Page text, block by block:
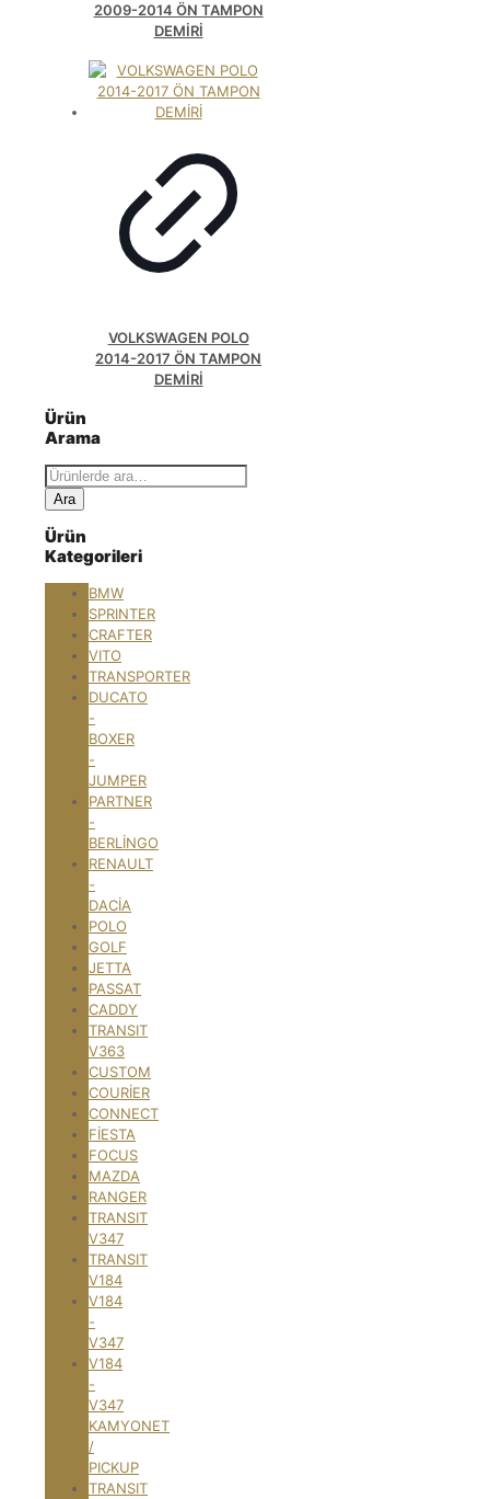
2009-2014 ÖN TAMPON
DEMİRİ
VOLKSWAGEN POLO
2014-2017 ÖN TAMPON
DEMİRİ
Ürün
Arama
Ara:
Ara
Ürün
Kategorileri
BMW
SPRINTER
CRAFTER
VITO
TRANSPORTER
DUCATO
-
BOXER
-
JUMPER
PARTNER
-
BERLİNGO
RENAULT
-
DACİA
POLO
GOLF
JETTA
PASSAT
CADDY
TRANSIT
V363
CUSTOM
COURİER
CONNECT
FİESTA
FOCUS
MAZDA
RANGER
TRANSIT
V347
TRANSIT
V184
V184
-
V347
V184
-
V347
KAMYONET
/
PICKUP
TRANSIT